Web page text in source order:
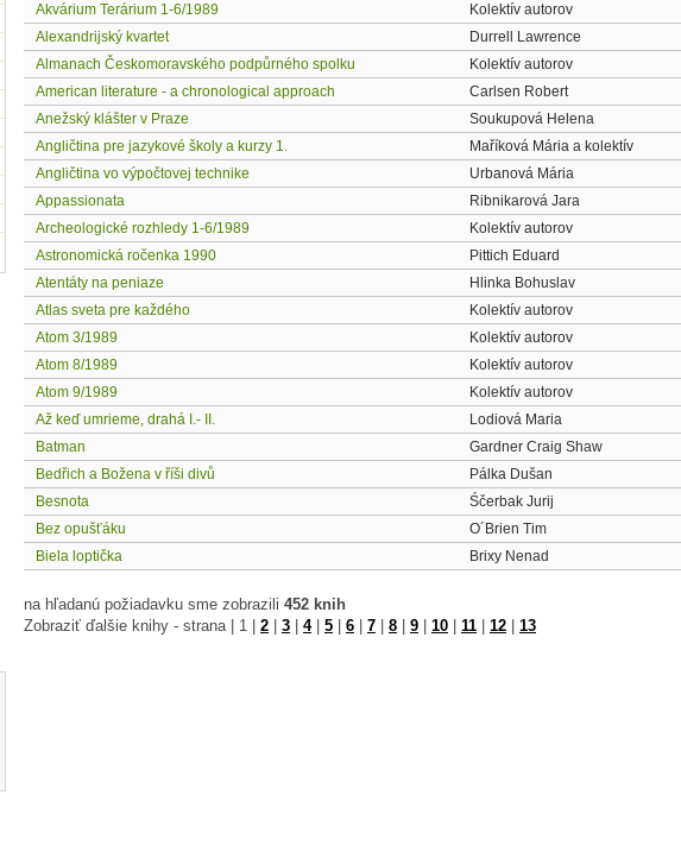
Akvárium Terárium 1-6/1989 Kolektív autorov
Alexandrijský kvartet Durrell Lawrence
Almanach Českomoravského podpůrného spolku Kolektív autorov
American literature - a chronological approach Carlsen Robert
Anežský klášter v Praze Soukupová Helena
Angličtina pre jazykové školy a kurzy 1. Maříková Mária a kolektív
Angličtina vo výpočtovej technike Urbanová Mária
Appassionata Ribnikarová Jara
Archeologické rozhledy 1-6/1989 Kolektív autorov
Astronomická ročenka 1990 Pittich Eduard
Atentáty na peniaze Hlinka Bohuslav
Atlas sveta pre každého Kolektív autorov
Atom 3/1989 Kolektív autorov
Atom 8/1989 Kolektív autorov
Atom 9/1989 Kolektív autorov
Až keď umrieme, drahá I.- II. Lodiová Maria
Batman Gardner Craig Shaw
Bedřich a Božena v říši divů Pálka Dušan
Besnota Śčerbak Jurij
Bez opušťáku O´Brien Tim
Biela loptička Brixy Nenad
na hľadanú požiadavku sme zobrazili 452 knih
Zobraziť ďalšie knihy - strana | 1 2 3 4| 5 6 7 8 9 10 11 12 13